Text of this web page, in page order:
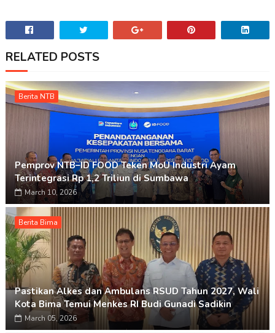
RELATED POSTS
Berita NTB
Pemprov NTB–ID FOOD Teken MoU Industri Ayam
Terintegrasi Rp 1,2 Triliun di Sumbawa
March 10, 2026
Berita Bima
Pastikan Alkes dan Ambulans RSUD Tahun 2027, Wali
Kota Bima Temui Menkes RI Budi Gunadi Sadikin
March 05, 2026